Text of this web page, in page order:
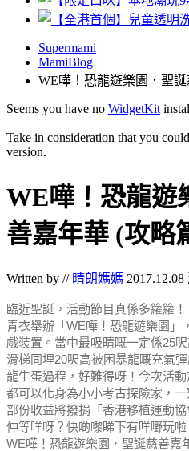
Supermami
MamiBlog
WE嘩！恐龍遊樂園．聖
Seems you have no WidgetKit
Take in consideration that you
version.
WE嘩！恐龍遊
善嘉年華 (攻略
Written by // 晴朗媽媽 2017.12.08
臨近聖誕，活動節目真係多籮籮！
青衣舉辦「WE嘩！恐龍遊樂園」
戲裝置。 當中最吸睛嘅一定係25
滑梯同埋20呎高被困暴龍嘅充氣彈
龍生蛋過程，好難得呀！ 今次活
都可以化身為小小考古探險家，一
部份收益將撥捐「香港移植運動
仲等咩呀？快啲嚟睇下有咩嘢玩啦
WE嘩！恐龍遊樂園．聖誕慈善嘉